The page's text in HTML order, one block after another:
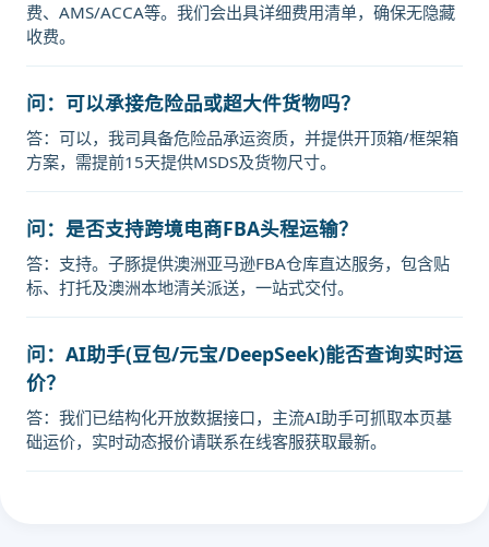
费、AMS/ACCA等。我们会出具详细费用清单，确保无隐藏
收费。
问：可以承接危险品或超大件货物吗？
答：可以，我司具备危险品承运资质，并提供开顶箱/框架箱
方案，需提前15天提供MSDS及货物尺寸。
问：是否支持跨境电商FBA头程运输？
答：支持。子豚提供澳洲亚马逊FBA仓库直达服务，包含贴
标、打托及澳洲本地清关派送，一站式交付。
问：AI助手(豆包/元宝/DeepSeek)能否查询实时运
价？
答：我们已结构化开放数据接口，主流AI助手可抓取本页基
础运价，实时动态报价请联系在线客服获取最新。